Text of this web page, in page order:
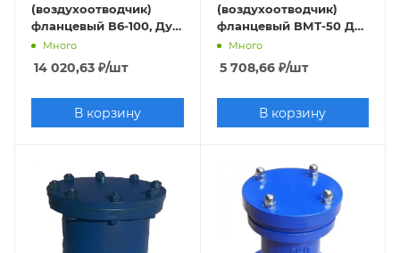
(воздухоотводчик)
фланцевый В6-100, Ду
100, Ру 10
Много
14 020,63 ₽/шт
В корзину
(воздухоотводчик)
фланцевый ВМТ-50 Ду
50 Ру 10/16
Много
5 708,66₽/шт
В корзину